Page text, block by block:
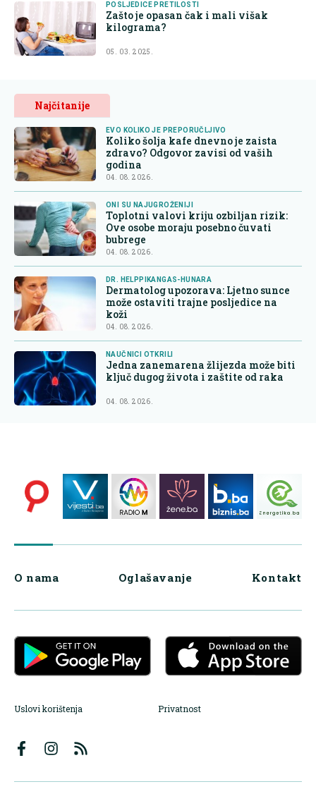
POSLJEDICE PRETILOSTI
Zašto je opasan čak i mali višak
kilograma?
05. 03. 2025.
Najčitanije
EVO KOLIKO JE PREPORUČLJIVO
Koliko šolja kafe dnevno je zaista
zdravo? Odgovor zavisi od vaših
godina
04. 08. 2026.
ONI SU NAJUGROŽENIJI
Toplotni valovi kriju ozbiljan rizik:
Ove osobe moraju posebno čuvati
bubrege
04. 08. 2026.
DR. HELPPIKANGAS-HUNARA
Dermatolog upozorava: Ljetno sunce
može ostaviti trajne posljedice na
koži
04. 08. 2026.
NAUČNICI OTKRILI
Jedna zanemarena žlijezda može biti
ključ dugog života i zaštite od raka
04. 08. 2026.
O nama Oglašavanje Kontakt
Uslovi korištenja Privatnost